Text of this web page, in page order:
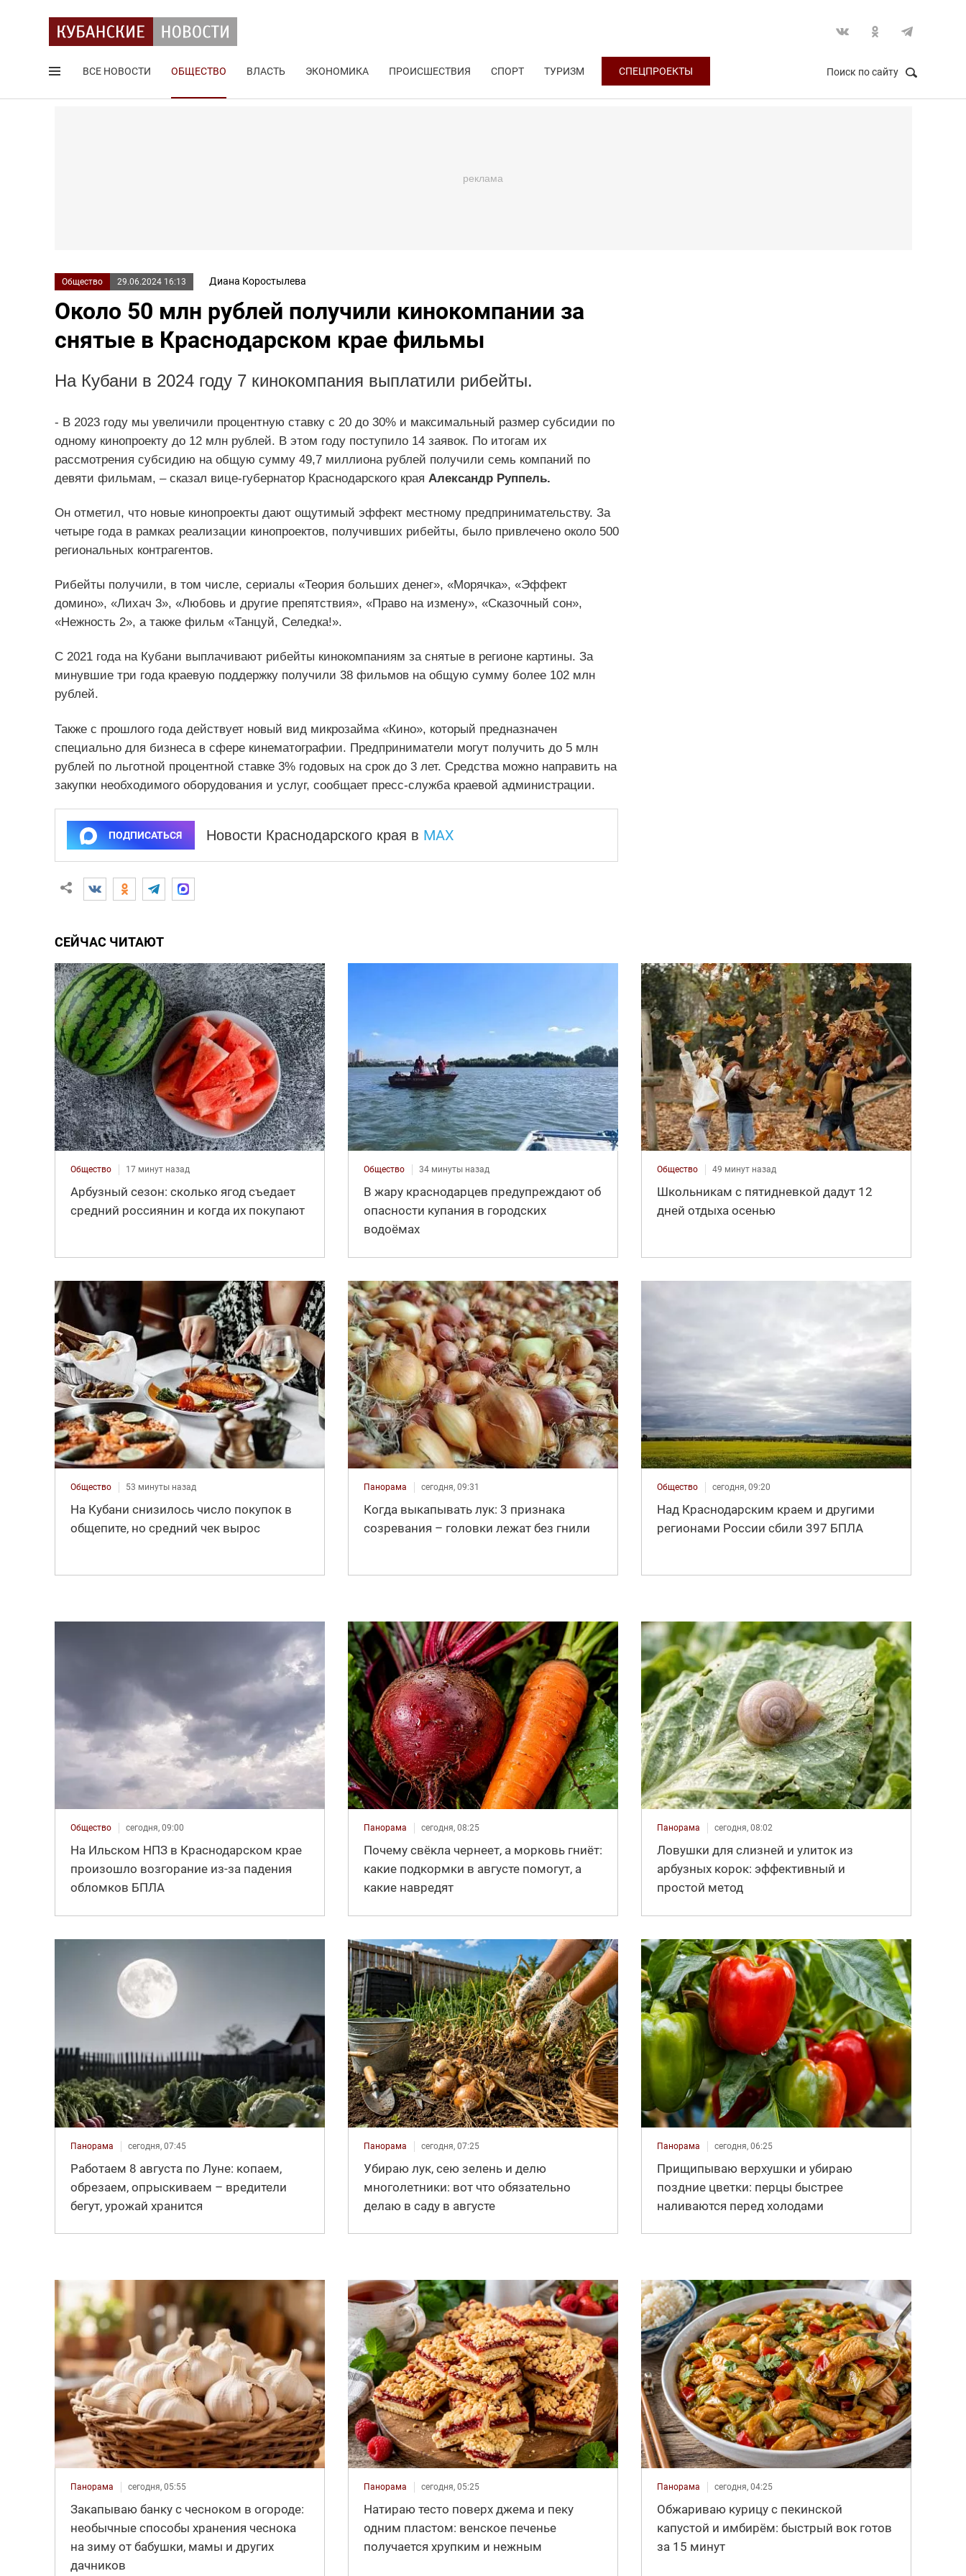
ВСЕ НОВОСТИ ОБЩЕСТВО ВЛАСТЬ ЭКОНОМИКА ПРОИСШЕСТВИЯ СПОРТ ТУРИЗМ СПЕЦПРОЕКТЫ Поиск по сайту
Общество 29.06.2024 16:13 Диана Коростылева
Около 50 млн рублей получили кинокомпании за
снятые в Краснодарском крае фильмы
На Кубани в 2024 году 7 кинокомпания выплатили рибейты.
- В 2023 году мы увеличили процентную ставку с 20 до 30% и максимальный размер субсидии по
одному кинопроекту до 12 млн рублей. В этом году поступило 14 заявок. По итогам их
рассмотрения субсидию на общую сумму 49,7 миллиона рублей получили семь компаний по
девяти фильмам, – сказал вице-губернатор Краснодарского края Александр Руппель.
Он отметил, что новые кинопроекты дают ощутимый эффект местному предпринимательству. За
четыре года в рамках реализации кинопроектов, получивших рибейты, было привлечено около 500
региональных контрагентов.
Рибейты получили, в том числе, сериалы «Теория больших денег», «Морячка», «Эффект
домино», «Лихач 3», «Любовь и другие препятствия», «Право на измену», «Сказочный сон»,
«Нежность 2», а также фильм «Танцуй, Селедка!».
С 2021 года на Кубани выплачивают рибейты кинокомпаниям за снятые в регионе картины. За
минувшие три года краевую поддержку получили 38 фильмов на общую сумму более 102 млн
рублей.
Также с прошлого года действует новый вид микрозайма «Кино», который предназначен
специально для бизнеса в сфере кинематографии. Предприниматели могут получить до 5 млн
рублей по льготной процентной ставке 3% годовых на срок до 3 лет. Средства можно направить на
закупки необходимого оборудования и услуг, сообщает пресс-служба краевой администрации.
ПОДПИСАТЬСЯ Новости Краснодарского края в MAX
СЕЙЧАС ЧИТАЮТ
Общество 17 минут назад
Арбузный сезон: сколько ягод съедает
средний россиянин и когда их покупают
Общество 34 минуты назад
В жару краснодарцев предупреждают об
опасности купания в городских
водоёмах
Общество 49 минут назад
Школьникам с пятидневкой дадут 12
дней отдыха осенью
Общество 53 минуты назад
На Кубани снизилось число покупок в
общепите, но средний чек вырос
Панорама сегодня, 09:31
Когда выкапывать лук: 3 признака
созревания – головки лежат без гнили
Общество сегодня, 09:20
Над Краснодарским краем и другими
регионами России сбили 397 БПЛА
Общество сегодня, 09:00
На Ильском НПЗ в Краснодарском крае
произошло возгорание из-за падения
обломков БПЛА
Панорама сегодня, 08:25
Почему свёкла чернеет, а морковь гниёт:
какие подкормки в августе помогут, а
какие навредят
Панорама сегодня, 08:02
Ловушки для слизней и улиток из
арбузных корок: эффективный и
простой метод
Панорама сегодня, 07:45
Работаем 8 августа по Луне: копаем,
обрезаем, опрыскиваем – вредители
бегут, урожай хранится
Панорама сегодня, 07:25
Убираю лук, сею зелень и делю
многолетники: вот что обязательно
делаю в саду в августе
Панорама сегодня, 06:25
Прищипываю верхушки и убираю
поздние цветки: перцы быстрее
наливаются перед холодами
Панорама сегодня, 05:55
Закапываю банку с чесноком в огороде:
необычные способы хранения чеснока
на зиму от бабушки, мамы и других
дачников
Панорама сегодня, 05:25
Натираю тесто поверх джема и пеку
одним пластом: венское печенье
получается хрупким и нежным
Панорама сегодня, 04:25
Обжариваю курицу с пекинской
капустой и имбирём: быстрый вок готов
за 15 минут